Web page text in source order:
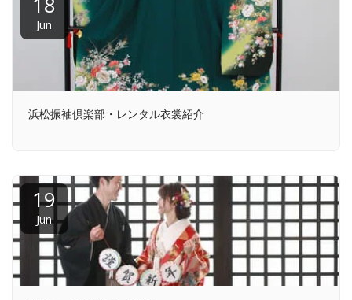
Jun
浜松振袖倶楽部・レンタル衣裳紹介
19
Jun